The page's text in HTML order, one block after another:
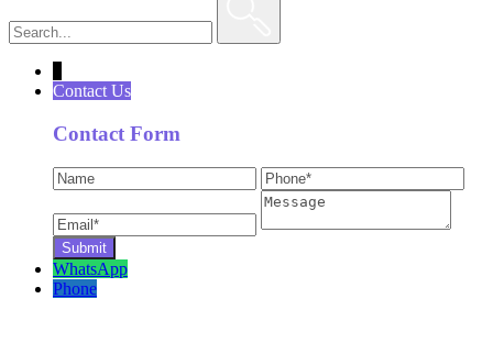
Contact Us
Contact Form
WhatsApp
Phone